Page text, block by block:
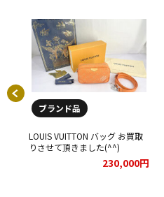
ブランド品
LOUIS VUITTON バッグ お買取
りさせて頂きました(^^)
230,000円